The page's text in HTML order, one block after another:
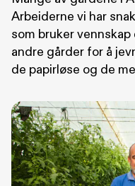
Arbeiderne vi har
som bruker
andre gårder for å
de papirløse og de